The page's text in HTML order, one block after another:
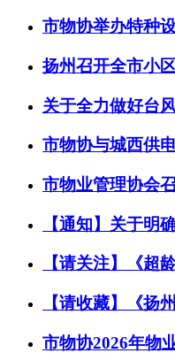
市物协举办特种
扬州召开全市小
关于全力做好台
市物协与城西供
市物业管理协会
【通知】关于明
【请关注】《超
【请收藏】《扬
市物协2026年物